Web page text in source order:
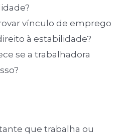
vínculo de emprego
à estabilidade?
se a trabalhadora
que trabalha ou